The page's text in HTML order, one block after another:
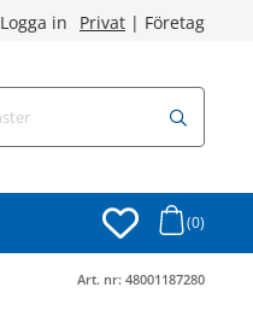
Logga in Privat| Företag
(0)
Art. nr: 48001187280